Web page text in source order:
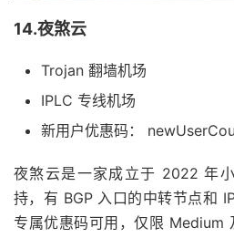
14.夜煞云
Trojan 翻墙机场
IPLC 专线机场
新用户优惠码：
夜煞云是一家成立于 2022 年
持，有 BGP 入口的中转节点和
专属优惠码可用，仅限 Medium